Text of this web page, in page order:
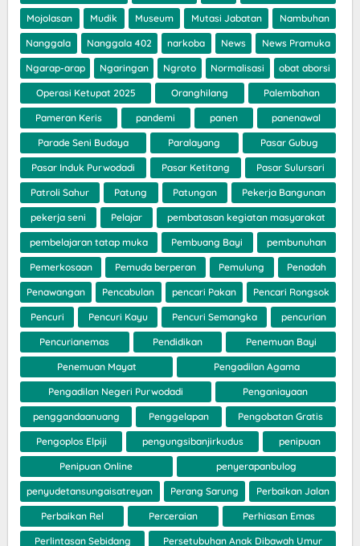
Mojolasan Mudik Museum Mutasi Jabatan Nambuhan
Nanggala Nanggala 402 narkoba News News Pramuka
Ngarap-arap Ngaringan Ngroto Normalisasi obat aborsi
Operasi Ketupat 2025 Oranghilang Palembahan
Pameran Keris pandemi panen panenawal
Parade Seni Budaya Paralayang Pasar Gubug
Pasar Induk Purwodadi Pasar Ketitang Pasar Sulursari
Patroli Sahur Patung Patungan Pekerja Bangunan
pekerja seni Pelajar pembatasan kegiatan masyarakat
pembelajaran tatap muka Pembuang Bayi pembunuhan
Pemerkosaan Pemuda berperan Pemulung Penadah
Penawangan Pencabulan pencari Pakan Pencari Rongsok
Pencuri Pencuri Kayu Pencuri Semangka pencurian
Pencurianemas Pendidikan Penemuan Bayi
Penemuan Mayat Pengadilan Agama
Pengadilan Negeri Purwodadi Penganiayaan
penggandaanuang Penggelapan Pengobatan Gratis
Pengoplos Elpiji pengungsibanjirkudus penipuan
Penipuan Online penyerapanbulog
penyudetansungaisatreyan Perang Sarung Perbaikan Jalan
Perbaikan Rel Perceraian Perhiasan Emas
Perlintasan Sebidang Persetubuhan Anak Dibawah Umur